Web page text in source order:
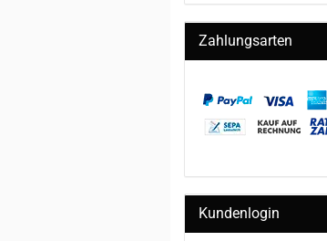
Zahlungsarten
Kundenlogin